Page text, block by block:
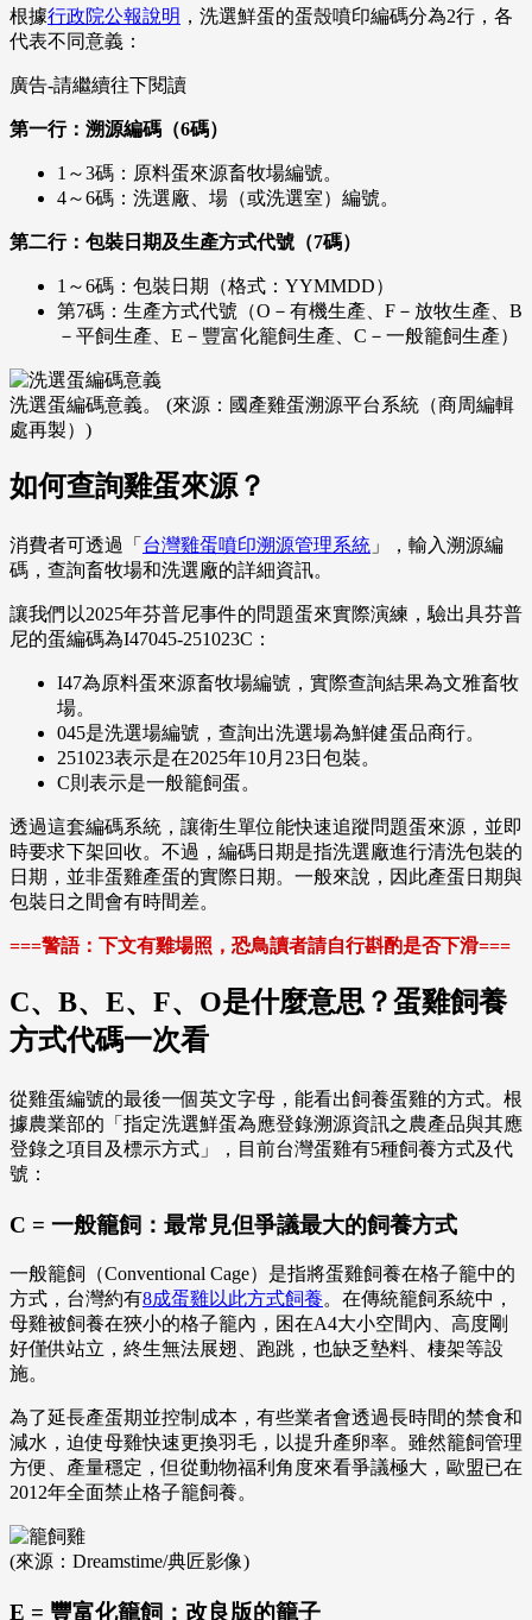
根據行政院公報說明 ，洗選鮮蛋的蛋殼噴印編碼分為2行，各
代表不同意義：
廣告-請繼續往下閱讀
第一行：溯源編碼（6碼）
1～3碼：原料蛋來源畜牧場編號。
4～6碼：洗選廠、場（或洗選室）編號。
第二行：包裝日期及生產方式代號（7碼）
1～6碼：包裝日期（格式：YYMMDD）
第7碼：生產方式代號（O－有機生產、F－放牧生產、B
－平飼生產、E－豐富化籠飼生產、C－一般籠飼生產）
洗選蛋編碼意義。 (來源：國產雞蛋溯源平台系統（商周編輯
處再製）)
如何查詢雞蛋來源？
消費者可透過「 台灣雞蛋噴印溯源管理系統 」，輸入溯源編
碼，查詢畜牧場和洗選廠的詳細資訊。
讓我們以2025年芬普尼事件的問題蛋來實際演練，驗出具芬普
尼的蛋編碼為I47045-251023C：
I47為原料蛋來源畜牧場編號，實際查詢結果為文雅畜牧
場。
045是洗選場編號，查詢出洗選場為鮮健蛋品商行。
251023表示是在2025年10月23日包裝。
C則表示是一般籠飼蛋。
透過這套編碼系統，讓衛生單位能快速追蹤問題蛋來源，並即
時要求下架回收。不過，編碼日期是指洗選廠進行清洗包裝的
日期，並非蛋雞產蛋的實際日期。一般來說，因此產蛋日期與
包裝日之間會有時間差。
===警語：下文有雞場照，恐鳥讀者請自行斟酌是否下滑===
C、B、E、F、O是什麼意思？蛋雞飼養
方式代碼一次看
從雞蛋編號的最後一個英文字母，能看出飼養蛋雞的方式。根
據農業部的「指定洗選鮮蛋為應登錄溯源資訊之農產品與其應
登錄之項目及標示方式」，目前台灣蛋雞有5種飼養方式及代
號：
C = 一般籠飼：最常見但爭議最大的飼養方式
一般籠飼（Conventional Cage）是指將蛋雞飼養在格子籠中的
方式，台灣約有8成蛋雞以此方式飼養。在傳統籠飼系統中，
母雞被飼養在狹小的格子籠內，困在A4大小空間內、高度剛
好僅供站立，終生無法展翅、跑跳，也缺乏墊料、棲架等設
施。
為了延長產蛋期並控制成本，有些業者會透過長時間的禁食和
減水，迫使母雞快速更換羽毛，以提升產卵率。雖然籠飼管理
方便、產量穩定，但從動物福利角度來看爭議極大，歐盟已在
2012年全面禁止格子籠飼養。
(來源：Dreamstime/典匠影像)
E = 豐富化籠飼：改良版的籠子